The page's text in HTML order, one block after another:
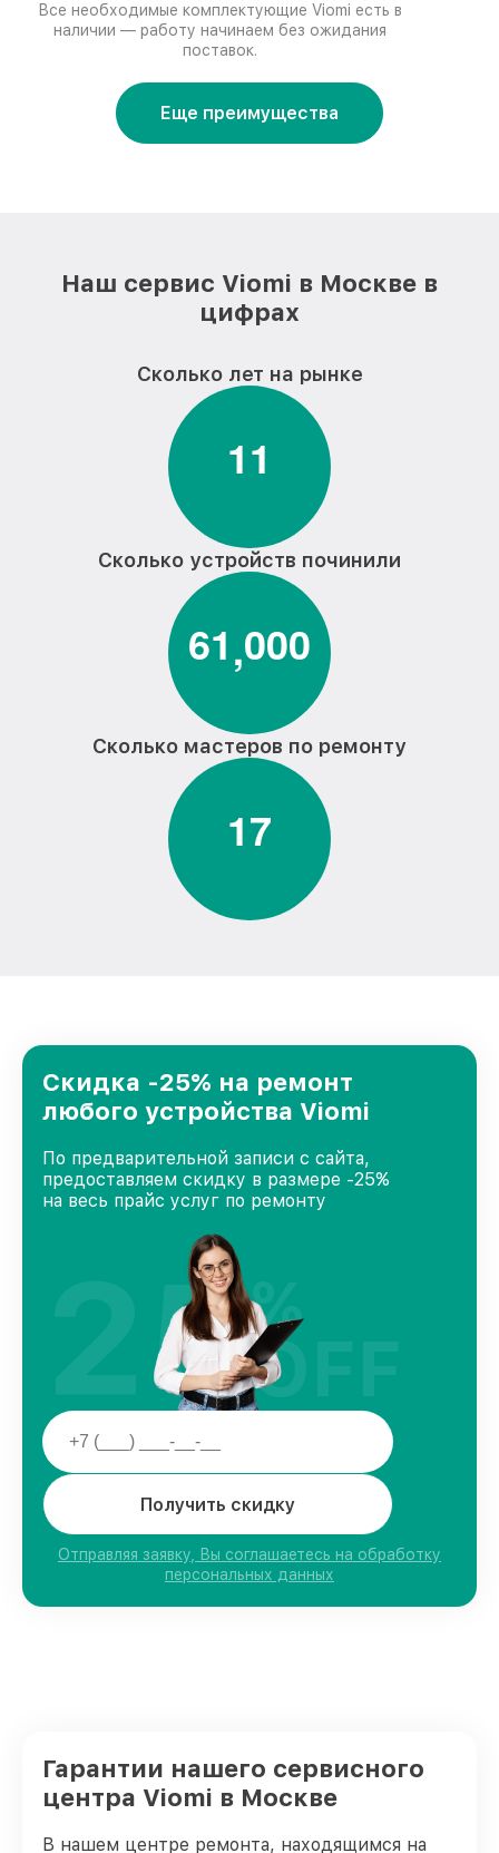
Все необходимые комплектующие Viomi есть в
наличии — работу начинаем без ожидания
поставок.
Еще преимущества
Наш сервис Viomi в Москве в
цифрах
Сколько лет на рынке
11
Сколько устройств починили
61,000
Сколько мастеров по ремонту
17
Скидка -25% на ремонт
любого устройства Viomi
По предварительной записи с сайта,
предоставляем скидку в размере -25%
на весь прайс услуг по ремонту
Получить скидку
Отправляя заявку, Вы соглашаетесь на обработку
персональных данных
25%
OFF
Гарантии нашего сервисного
центра Viomi в Москве
В нашем центре ремонта, находящимся на